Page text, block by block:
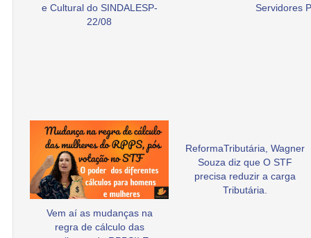
e Cultural do SINDALESP-
22/08
Servidores
Vem aí as mudanças na
regra de cálculo das
ReformaTributária, Wagner
Souza diz que O STF
precisa reduzir a carga
Tributária.